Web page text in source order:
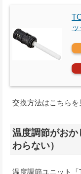
交換方法はこちら
温度調節がお
わらない）
温度調節ユニット「